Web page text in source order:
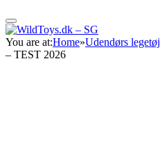
You are at:Home»Udendørs legetøj
– TEST 2026